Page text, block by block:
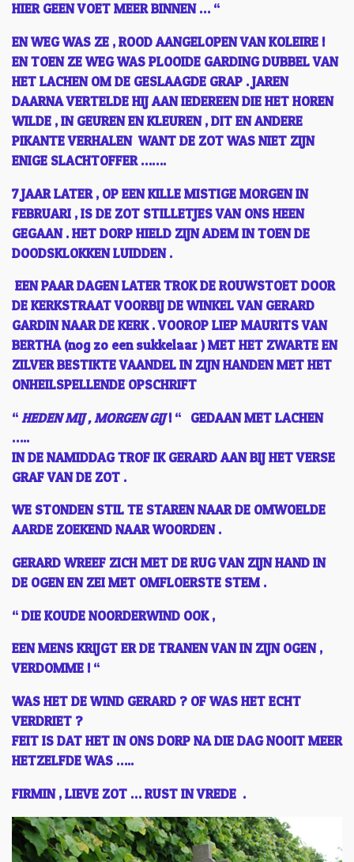
HIER GEEN VOET MEER BINNEN … “
EN WEG WAS ZE , ROOD AANGELOPEN VAN KOLEIRE !
EN TOEN ZE WEG WAS PLOOIDE GARDING DUBBEL VAN
HET LACHEN OM DE GESLAAGDE GRAP . JAREN
DAARNA VERTELDE HIJ AAN IEDEREEN DIE HET HOREN
WILDE , IN GEUREN EN KLEUREN , DIT EN ANDERE
PIKANTE VERHALEN WANT DE ZOT WAS NIET ZIJN
ENIGE SLACHTOFFER …….
7 JAAR LATER , OP EEN KILLE MISTIGE MORGEN IN
FEBRUARI , IS DE ZOT STILLETJES VAN ONS HEEN
GEGAAN . HET DORP HIELD ZIJN ADEM IN TOEN DE
DOODSKLOKKEN LUIDDEN .
EEN PAAR DAGEN LATER TROK DE ROUWSTOET DOOR
DE KERKSTRAAT VOORBIJ DE WINKEL VAN GERARD
GARDIN NAAR DE KERK . VOOROP LIEP MAURITS VAN
BERTHA (nog zo een sukkelaar ) MET HET ZWARTE EN
ZILVER BESTIKTE VAANDEL IN ZIJN HANDEN MET HET
ONHEILSPELLENDE OPSCHRIFT
“ HEDEN MIJ , MORGEN GIJ! “ GEDAAN MET LACHEN
…..
IN DE NAMIDDAG TROF IK GERARD AAN BIJ HET VERSE
GRAF VAN DE ZOT .
WE STONDEN STIL TE STAREN NAAR DE OMWOELDE
AARDE ZOEKEND NAAR WOORDEN .
GERARD WREEF ZICH MET DE RUG VAN ZIJN HAND IN
DE OGEN EN ZEI MET OMFLOERSTE STEM .
“ DIE KOUDE NOORDERWIND OOK ,
EEN MENS KRIJGT ER DE TRANEN VAN IN ZIJN OGEN ,
VERDOMME ! “
WAS HET DE WIND GERARD ? OF WAS HET ECHT
VERDRIET ?
FEIT IS DAT HET IN ONS DORP NA DIE DAG NOOIT MEER
HETZELFDE WAS …..
FIRMIN , LIEVE ZOT … RUST IN VREDE .